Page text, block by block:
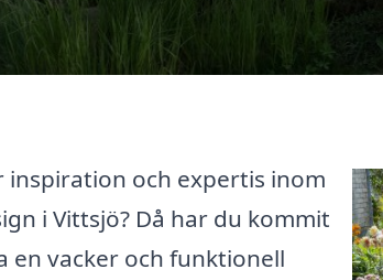
inspiration och expertis inom
i Vittsjö? Då har du kommit
en vacker och funktionell